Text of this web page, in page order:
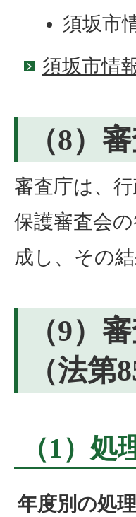
須坂市
須坂市情
（8）
審査庁は、
保護審査会
成し、その
（9）
（法第
（1）処
年度別の処